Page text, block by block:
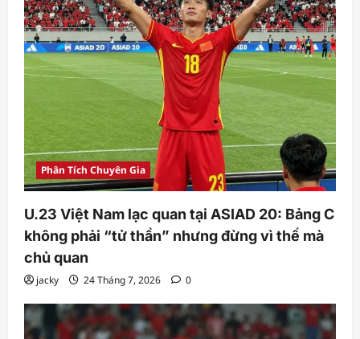
Phân Tích Chuyên Gia
U.23 Việt Nam lạc quan tại ASIAD 20: Bảng C
không phải “tử thần” nhưng đừng vì thế mà
chủ quan
jacky 24 Tháng 7, 2026 0